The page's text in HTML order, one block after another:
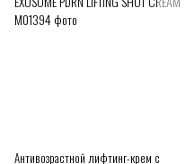
Антивозрастной лифтинг-крем с